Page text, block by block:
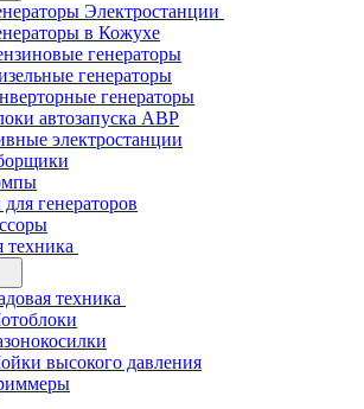
Электростанции
в Кожухе
генераторы
генераторы
генераторы
автозапуска АВР
электростанции
генераторов
техника
техника
высокого давления